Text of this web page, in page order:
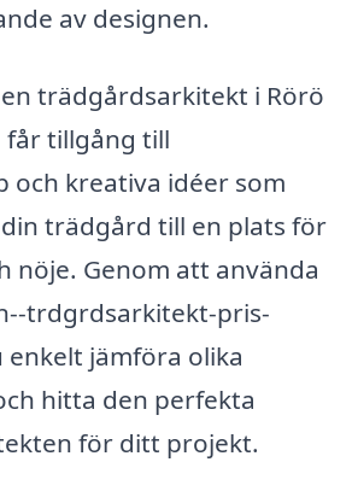
av designen.
trädgårdsarkitekt i Rörö
tillgång till
och kreativa idéer som
trädgård till en plats för
nöje. Genom att använda
trdgrdsarkitekt-pris-
enkelt jämföra olika
hitta den perfekta
för ditt projekt.